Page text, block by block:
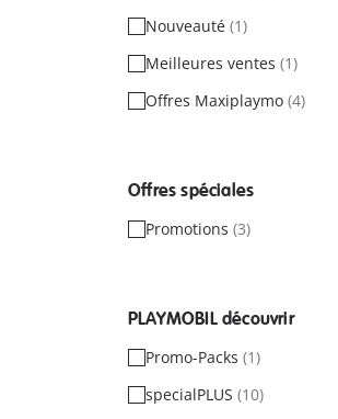
Nouveauté (1)
Meilleures ventes (1)
Offres Maxiplaymo (4)
Offres spéciales
Promotions (3)
PLAYMOBIL découvrir
Promo-Packs (1)
specialPLUS (10)